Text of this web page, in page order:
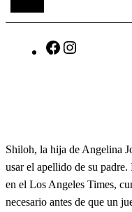
F
o
k
r
a
m
Shiloh, la hija de Angelina
usar el apellido de su
en el Los Angeles Times,
necesario antes de que un